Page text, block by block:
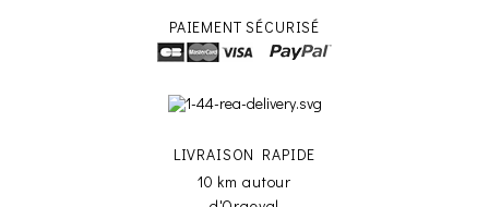
PAIEMENT SÉCURISÉ
LIVRAISON RAPIDE
10 km autour